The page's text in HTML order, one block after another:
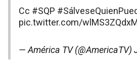
Cc #SQP
pic.twitter.com/
— América TV (@AmericaTV)